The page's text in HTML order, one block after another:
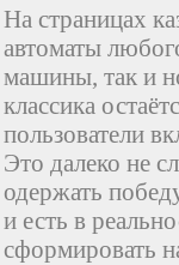
На страницах
автоматы
машины, так и
классика
пользователи
Это далеко не
одержать
и есть в
сформировать